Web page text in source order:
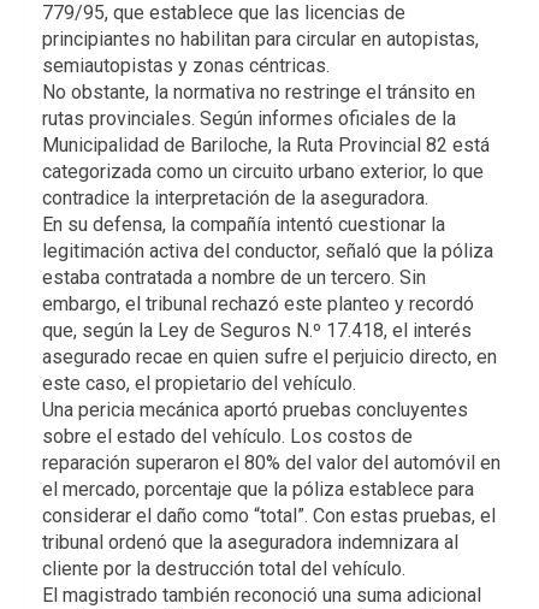
779/95, que establece que las licencias de
principiantes no habilitan para circular en autopistas,
semiautopistas y zonas céntricas.
No obstante, la normativa no restringe el tránsito en
rutas provinciales. Según informes oficiales de la
Municipalidad de Bariloche, la Ruta Provincial 82 está
categorizada como un circuito urbano exterior, lo que
contradice la interpretación de la aseguradora.
En su defensa, la compañía intentó cuestionar la
legitimación activa del conductor, señaló que la póliza
estaba contratada a nombre de un tercero. Sin
embargo, el tribunal rechazó este planteo y recordó
que, según la Ley de Seguros N.º 17.418, el interés
asegurado recae en quien sufre el perjuicio directo, en
este caso, el propietario del vehículo.
Una pericia mecánica aportó pruebas concluyentes
sobre el estado del vehículo. Los costos de
reparación superaron el 80% del valor del automóvil en
el mercado, porcentaje que la póliza establece para
considerar el daño como “total”. Con estas pruebas, el
tribunal ordenó que la aseguradora indemnizara al
cliente por la destrucción total del vehículo.
El magistrado también reconoció una suma adicional